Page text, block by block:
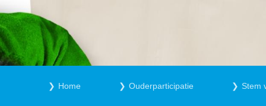
Home Ouderparticipatie Stem